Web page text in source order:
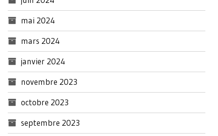
mai 2024
mars 2024
janvier 2024
novembre 2023
octobre 2023
septembre 2023